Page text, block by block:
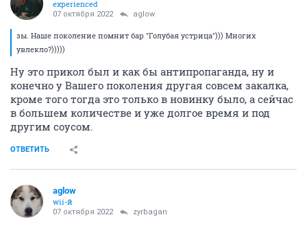
experienced
07 октября 2022 aglow
зы. Наше поколение помнит бар "Голубая устрица"))) Многих
увлекло?)))))
Ну это прикол был и как бы антипропаганда, ну и
конечно у Вашего поколения другая совсем закалка,
кроме того тогда это только в новинку было, а сейчас
в большем количестве и уже долгое время и под
другим соусом.
ОТВЕТИТЬ
aglow
wii-й
07 октября 2022 zyrbagan